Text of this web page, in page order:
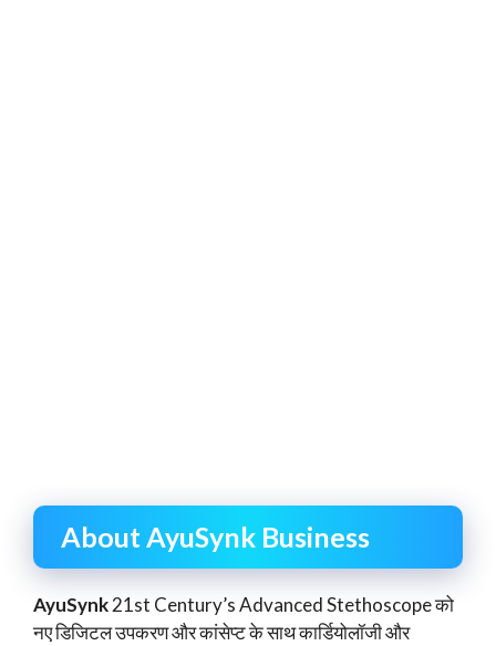
About AyuSynk Business
AyuSynk21st Century’s Advanced Stethoscope को
नए डिजिटल उपकरण और कांसेप्ट के साथ कार्डियोलॉजी और